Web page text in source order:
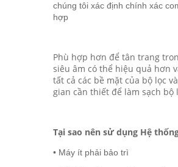
chúng tôi xác định chính xác
hợp
Phù hợp hơn để tân trang
siêu âm có thể hiệu quả hơn
tất cả các bề mặt của bộ lọc
gian cần thiết để làm sạch bộ
Tại sao nên sử dụng Hệ
• Máy ít phải bảo trì